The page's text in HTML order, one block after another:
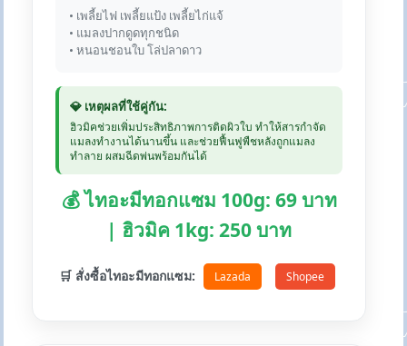
• เพลี้ยไฟ เพลี้ยแป้ง เพลี้ยไก่แจ้
• แมลงปากดูดทุกชนิด
• หนอนชอนใบ โล่ปลาดาว
💎 เหตุผลที่ใช้คู่กัน:
ฮิวมิคช่วยเพิ่มประสิทธิภาพการติดผิวใบ ทำให้สารกำจัด
แมลงทำงานได้นานขึ้น และช่วยฟื้นฟูพืชหลังถูกแมลง
ทำลาย ผสมฉีดพ่นพร้อมกันได้
💰 ไทอะมีทอกแซม 100g: 69 บาท
| ฮิวมิค 1kg: 250 บาท
🛒 สั่งซื้อไทอะมีทอกแซม: Lazada Shopee